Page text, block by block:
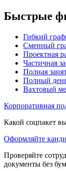
Быстрые
Гибкий
Сменный
Проектная
Частичная
Полная
Полный
Вахтовый
Корпоративная
Какой соцпакет
Оформляйте
Проверяйте
документы без